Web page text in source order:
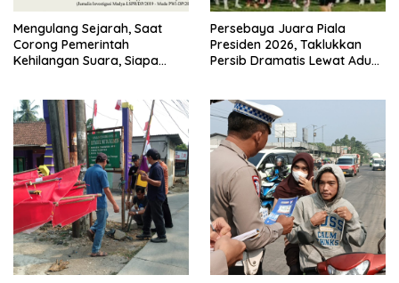
Mengulang Sejarah, Saat
Corong Pemerintah
Kehilangan Suara, Siapa
Persebaya Juara Piala
Presiden 2026, Taklukkan
Persib Dramatis Lewat Adu